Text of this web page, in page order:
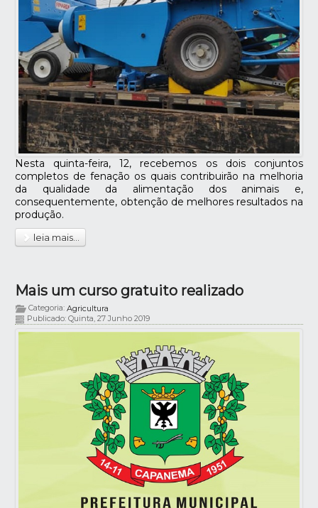
Nesta quinta-feira, 12, recebemos os dois conjuntos
completos de fenação os quais contribuirão na melhoria
da qualidade da alimentação dos animais e,
consequentemente, obtenção de melhores resultados na
produção.
leia mais...
Mais um curso gratuito realizado
Categoria:Agricultura
Publicado: Quinta, 27 Junho 2019